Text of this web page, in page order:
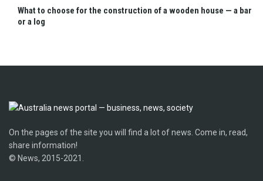
What to choose for the construction of a wooden house — a bar
or a log
On the pages of the site you will find a lot of news. Come in, read,
share information!
© News, 2015-2021.